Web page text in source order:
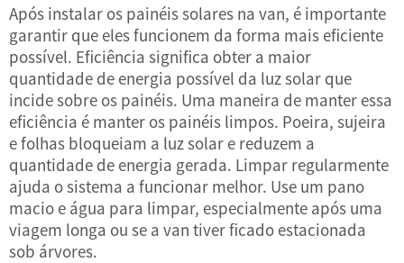
Após instalar os painéis solares na van, é importante
garantir que eles funcionem da forma mais eficiente
possível. Eficiência significa obter a maior
quantidade de energia possível da luz solar que
incide sobre os painéis. Uma maneira de manter essa
eficiência é manter os painéis limpos. Poeira, sujeira
e folhas bloqueiam a luz solar e reduzem a
quantidade de energia gerada. Limpar regularmente
ajuda o sistema a funcionar melhor. Use um pano
macio e água para limpar, especialmente após uma
viagem longa ou se a van tiver ficado estacionada
sob árvores.